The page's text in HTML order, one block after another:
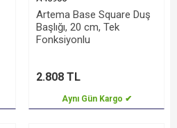
Artema Base Square Duş
Başlığı, 20 cm, Tek
Fonksiyonlu
2.808 TL
Aynı Gün Kargo ✔